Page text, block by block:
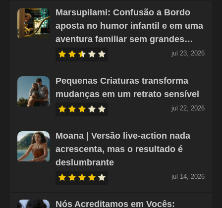
Marsupilami: Confusão a Bordo
aposta no humor infantil e em uma
aventura familiar sem grandes…
jul 23, 2026
Pequenas Criaturas transforma
mudanças em um retrato sensível
jul 22, 2026
Moana | Versão live-action nada
acrescenta, mas o resultado é
deslumbrante
jul 14, 2026
Nós Acreditamos em Vocês: